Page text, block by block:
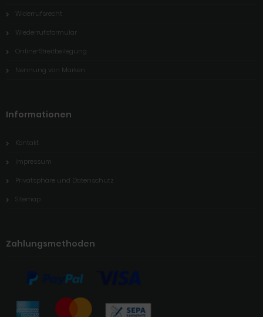
Widerrufsrecht
Wiederrufsformular
Online-Streitbeilegung
Nennung von Marken
Informationen
Kontakt
Impressum
Privatsphäre und Datenschutz
Sitemap
Zahlungsmethoden